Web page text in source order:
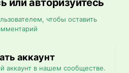
или авторизуйтесь
чтобы оставить
аккаунт
аккаунт в нашем сообществе.